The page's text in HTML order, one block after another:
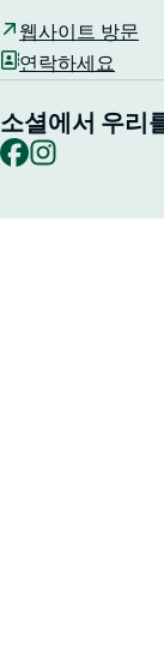
웹사이트 방문
연락하세요
소셜에서 우리
Facebook